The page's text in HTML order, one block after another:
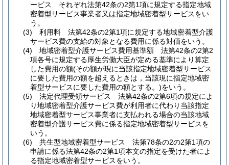
ービス それぞれ法第42条の2第1項に規定する指定地域
密着型サービス事業者又は指定地域密着型サービスをい
う。
(3)
利用料 法第42条の2第1項に規定する地域密着型介護
サービス費の支給の対象となる費用に係る対価をいう。
(4)
地域密着型介護サービス費用基準額 法第42条の2第2
項各号に規定する厚生労働大臣が定める基準により算定
した費用の額(その額が現に当該指定地域密着型サービス
に要した費用の額を超えるときは，当該現に指定地域密
着型サービスに要した費用の額とする。)をいう。
(5)
法定代理受領サービス 法第42条の2第6項の規定によ
り地域密着型介護サービス費が利用者に代わり当該指定
地域密着型サービス事業者に支払われる場合の当該地域
密着型介護サービス費に係る指定地域密着型サービスを
いう。
(6)
共生型地域密着型サービス 法第78条の2の2第1項の
申請に係る法第42条の2第1項本文の指定を受けた者によ
る指定地域密着型サービスをいう。